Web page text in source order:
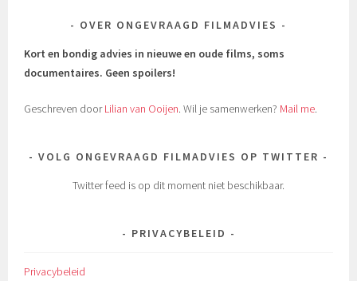
OVER ONGEVRAAGD FILMADVIES
Kort en bondig advies in nieuwe en oude films, soms
documentaires. Geen spoilers!
Geschreven doorLilian van Ooijen. Wil je samenwerken? Mail me.
VOLG ONGEVRAAGD FILMADVIES OP TWITTER
Twitter feed is op dit moment niet beschikbaar.
PRIVACYBELEID
Privacybeleid